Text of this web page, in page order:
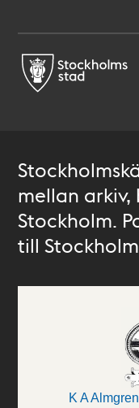
mellan
Stockholm.
till
K A